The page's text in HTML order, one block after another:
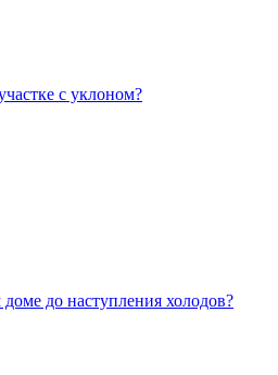
с уклоном?
до наступления холодов?